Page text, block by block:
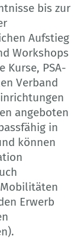
bis zur
Aufstieg
Workshops
Kurse, PSA-
Verband
angeboten
in
können
Erwerb